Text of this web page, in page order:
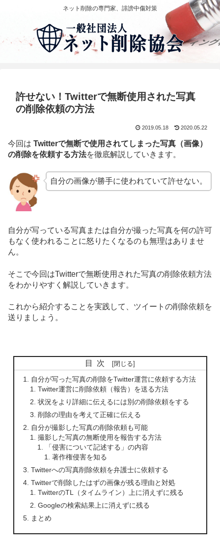
ネット削除の専門家、誹謗中傷対策
許せない！Twitterで無断使用された写真
の削除依頼の方法
2019.05.18 2020.05.22
今回は Twitterで無断で使用されてしまった写真（画像）
の削除を依頼する方法を徹底解説していきます。
自分の画像が勝手に使われていて許せない。
自分が写っている写真または自分が撮った写真を何の許可
もなく使われることに怒りたくなるのも無理はありませ
ん。
そこで今回はTwitterで無断使用された写真の削除依頼方法
をわかりやすく解説していきます。
これから紹介することを実践して、ツイートの削除依頼を
送りましょう。
目次
自分が写った写真の削除をTwitter運営に依頼する方法
Twitter運営に削除依頼（報告）を送る方法
状況をより詳細に伝えるには別の削除依頼をする
削除の理由を考えて正確に伝える
自分が撮影した写真の削除依頼も可能
撮影した写真の無断使用を報告する方法
「侵害について記述する」の内容
著作権侵害を知る
Twitterへの写真削除依頼を弁護士に依頼する
Twitterで削除したはずの画像が残る理由と対処
TwitterのTL（タイムライン）上に消えずに残る
Googleの検索結果上に消えずに残る
まとめ